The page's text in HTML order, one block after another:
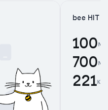
bee HIT
100
700
221